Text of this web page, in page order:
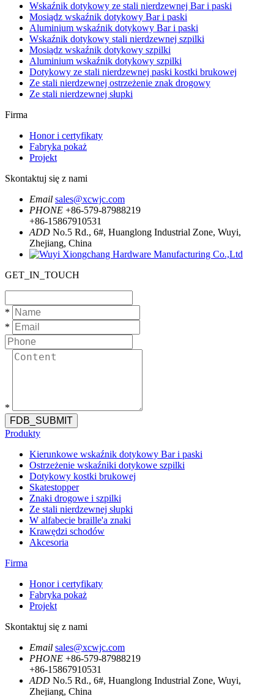
Wskaźnik dotykowy ze stali nierdzewnej Bar i paski
Mosiądz wskaźnik dotykowy Bar i paski
Aluminium wskaźnik dotykowy Bar i paski
Wskaźnik dotykowy stali nierdzewnej szpilki
Mosiądz wskaźnik dotykowy szpilki
Aluminium wskaźnik dotykowy szpilki
Dotykowy ze stali nierdzewnej paski kostki brukowej
Ze stali nierdzewnej ostrzeżenie znak drogowy
Ze stali nierdzewnej słupki
Firma
Honor i certyfikaty
Fabryka pokaż
Projekt
Skontaktuj się z nami
Email sales@xcwjc.com
PHONE +86-579-87988219
+86-15867910531
ADD No.5 Rd., 6#, Huanglong Industrial Zone, Wuyi,
Zhejiang, China
GET_IN_TOUCH
*
*
*
FDB_SUBMIT
Produkty
Kierunkowe wskaźnik dotykowy Bar i paski
Ostrzeżenie wskaźniki dotykowe szpilki
Dotykowy kostki brukowej
Skatestopper
Znaki drogowe i szpilki
Ze stali nierdzewnej słupki
W alfabecie braille'a znaki
Krawędzi schodów
Akcesoria
Firma
Honor i certyfikaty
Fabryka pokaż
Projekt
Skontaktuj się z nami
Email sales@xcwjc.com
PHONE +86-579-87988219
+86-15867910531
ADD No.5 Rd., 6#, Huanglong Industrial Zone, Wuyi,
Zhejiang, China